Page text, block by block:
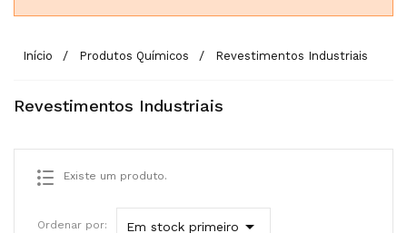
Início Produtos Químicos Revestimentos Industriais
Revestimentos Industriais
Existe um produto.
Ordenar por: Em stock primeiro 